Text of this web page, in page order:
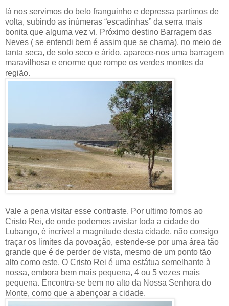
lá nos servimos do belo franguinho e depressa partimos de
volta, subindo as inúmeras “escadinhas” da serra mais
bonita que alguma vez vi. Próximo destino Barragem das
Neves ( se entendi bem é assim que se chama), no meio de
tanta seca, de solo seco e árido, aparece-nos uma barragem
maravilhosa e enorme que rompe os verdes montes da
região.
Vale a pena visitar esse contraste. Por ultimo fomos ao
Cristo Rei, de onde podemos avistar toda a cidade do
Lubango, é incrível a magnitude desta cidade, não consigo
traçar os limites da povoação, estende-se por uma área tão
grande que é de perder de vista, mesmo de um ponto tão
alto como este. O Cristo Rei é uma estátua semelhante à
nossa, embora bem mais pequena, 4 ou 5 vezes mais
pequena. Encontra-se bem no alto da Nossa Senhora do
Monte, como que a abençoar a cidade.